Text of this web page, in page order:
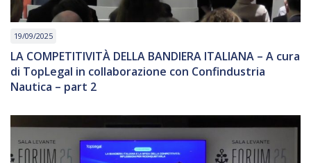
19/09/2025
LA COMPETITIVITÀ DELLA BANDIERA ITALIANA – A cura
di TopLegal in collaborazione con Confindustria
Nautica – part 2